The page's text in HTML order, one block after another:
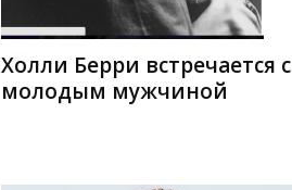
Холли Берри встречается с
молодым мужчиной